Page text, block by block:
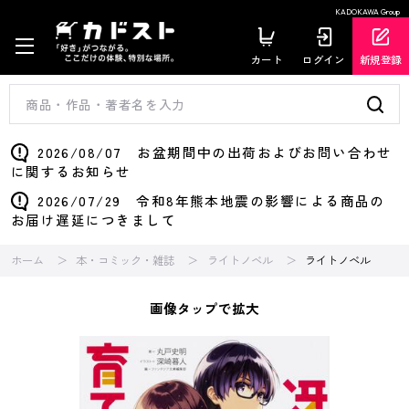
KADOKAWA Group
カート ログイン 新規登録
2026/08/07 お盆期間中の出荷およびお問い合わせ
に関するお知らせ
2026/07/29 令和8年熊本地震の影響による商品の
お届け遅延につきまして
ホーム 本・コミック・雑誌 ライトノベル ライトノベル
画像タップで拡大